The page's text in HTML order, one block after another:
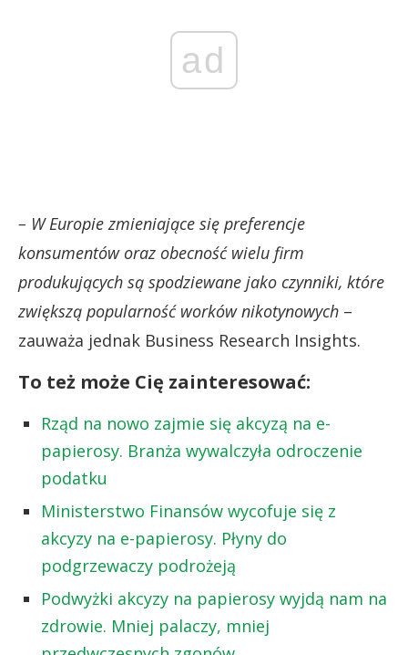
ad
– W Europie zmieniające się preferencje
konsumentów oraz obecność wielu firm
produkujących są spodziewane jako czynniki, które
zwiększą popularność worków nikotynowych –
zauważa jednak Business Research Insights.
To też może Cię zainteresować:
Rząd na nowo zajmie się akcyzą na e-
papierosy. Branża wywalczyła odroczenie
podatku
Ministerstwo Finansów wycofuje się z
akcyzy na e-papierosy. Płyny do
podgrzewaczy podrożeją
Podwyżki akcyzy na papierosy wyjdą nam na
zdrowie. Mniej palaczy, mniej